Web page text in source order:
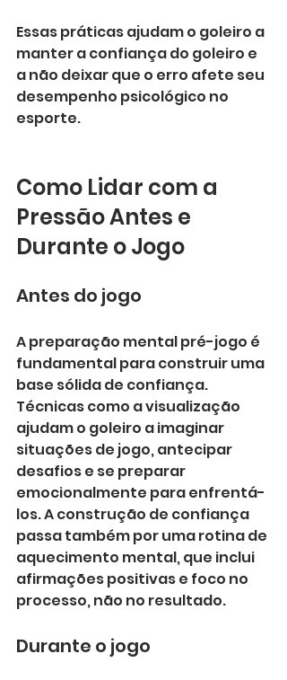
Essas práticas ajudam o goleiro a
manter a confiança do goleiro e
a não deixar que o erro afete seu
desempenho psicológico no
esporte.
Como Lidar com a
Pressão Antes e
Durante o Jogo
Antes do jogo
A preparação mental pré-jogo é
fundamental para construir uma
base sólida de confiança.
Técnicas como a visualização
ajudam o goleiro a imaginar
situações de jogo, antecipar
desafios e se preparar
emocionalmente para enfrentá-
los. A construção de confiança
passa também por uma rotina de
aquecimento mental, que inclui
afirmações positivas e foco no
processo, não no resultado.
Durante o jogo